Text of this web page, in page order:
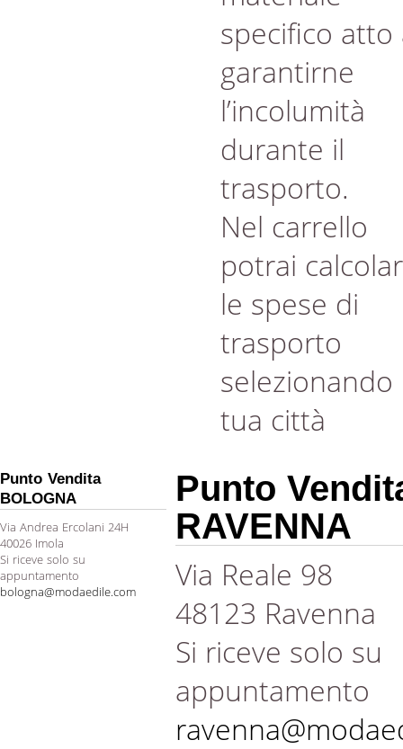
specifico atto
garantirne
l’incolumità
durante il
trasporto.
Nel carrello
potrai
le spese di
trasporto
selezionando
tua città
Punto Vendita
BOLOGNA
Via Andrea Ercolani 24H
40026 Imola
Si riceve solo su
appuntamento
bologna@modaedile.com
Punto
RAVENNA
Via Reale 98
48123 Ravenna
Si riceve solo su
appuntamento